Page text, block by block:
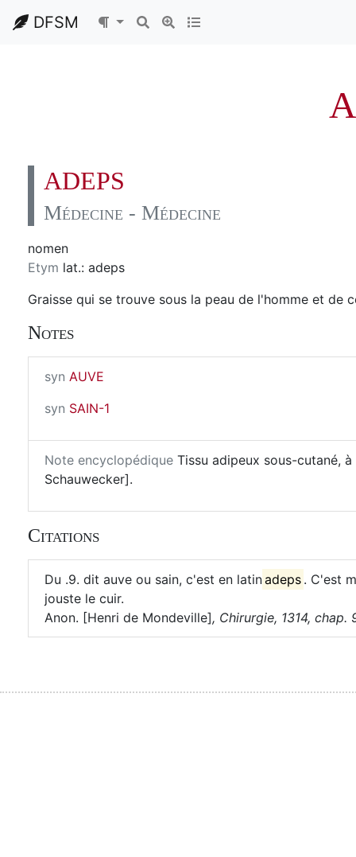
DFSM
ADEPS
Médecine - Médecine
nomen
Etym lat.: adeps
Graisse qui se trouve sous la peau de l'homme et de
Notes
syn AUVE
syn SAIN-1
Note encyclopédique Tissu adipeux sous-cutané,
Schauwecker].
Citations
Du .9. dit auve ou sain, c'est en latinadeps . C'est
jouste le cuir.
Anon. [Henri de Mondeville], Chirurgie, 1314, chap.